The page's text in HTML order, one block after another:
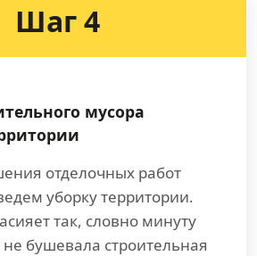
Шаг 4
мусора
отделочных работ
уборку территории.
так, словно минуту
бушевала строительная